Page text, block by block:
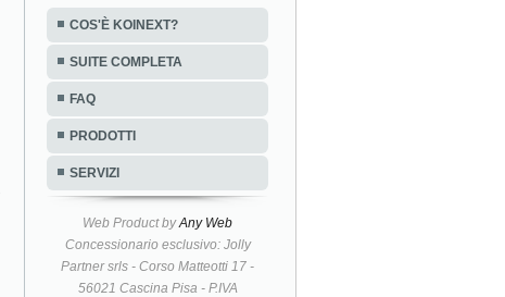
COS'È KOINEXT?
SUITE COMPLETA
FAQ
PRODOTTI
SERVIZI
Web Product byAny Web
Concessionario esclusivo: Jolly
Partner srls - Corso Matteotti 17 -
56021 Cascina Pisa - P.IVA